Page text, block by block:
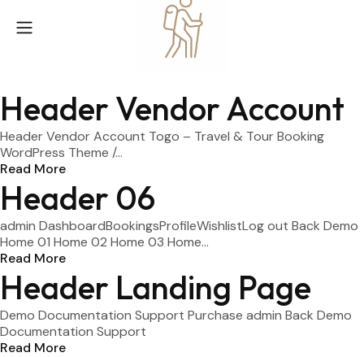
Header Vendor Account
Header Vendor Account Togo – Travel & Tour Booking
WordPress Theme /...
Read More
Header 06
admin DashboardBookingsProfileWishlistLog out Back Demo
Home 01 Home 02 Home 03 Home...
Read More
Header Landing Page
Demo Documentation Support Purchase admin Back Demo
Documentation Support
Read More